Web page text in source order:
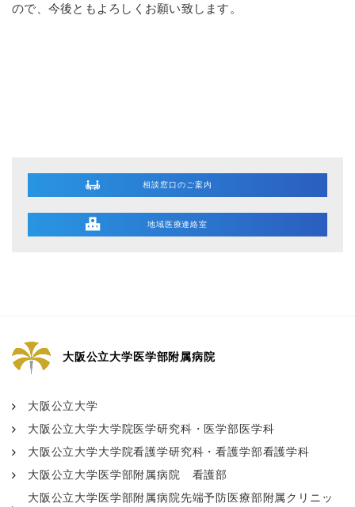
ので、今後ともよろしくお願い致します。
相談窓口のご案内
地域医療連絡室
大阪公立大学医学部附属病院
大阪公立大学
大阪公立大学大学院医学研究科・医学部医学科
大阪公立大学大学院看護学研究科・看護学部看護学科
大阪公立大学医学部附属病院 看護部
大阪公立大学医学部附属病院先端予防医療部附属クリニッ